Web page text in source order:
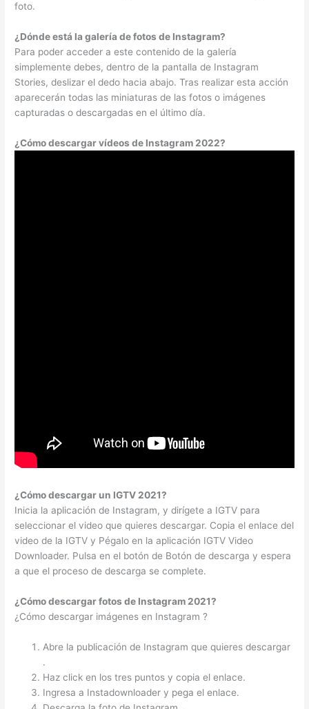
foto.
¿Dónde está la galería de fotos de Instagram?
Para poder acceder a este contenido de la galería
simplemente debes, dentro de la pantalla de Instagram
Stories, deslizar el dedo hacia abajo. Tras realizar esta acción
aparecerán todas las miniaturas de las fotos o imágenes
capturadas o descargadas en el último día.
¿Cómo descargar vídeos de Instagram 2022?
¿Cómo descargar un IGTV 2021?
Inicia la aplicación de Instagram, y dirígete a IGTV para
seleccionar el video que quieres descargar. Copia el enlace del
video de la IGTV y Pégalo en la aplicación IGTV Video
Downloader. Pulsa en el botón de Botón de descarga y espera
a que el proceso de descarga se complete.
¿Cómo descargar fotos de Instagram 2021?
¿Cómo descargar imágenes en Instagram ?
Abre la publicación de Instagram que quieres descargar
.
Haz click en los tres puntos y copia el enlace.
Ingresa a Instadownloader y pega el enlace.